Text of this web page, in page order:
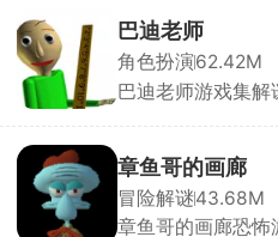
候，趁机伤害他。
员都是拟人化的动
在这个旅馆中发生
探索旅馆内的每一
一个细节，收集证
巴迪老师
角色扮演62.42M
巴迪老师游戏集解
花八门的谜题，一
一路上还会接连碰
心难题，想要通关
章鱼哥的画廊
冒险解谜43.68M
章鱼哥的画廊恐怖